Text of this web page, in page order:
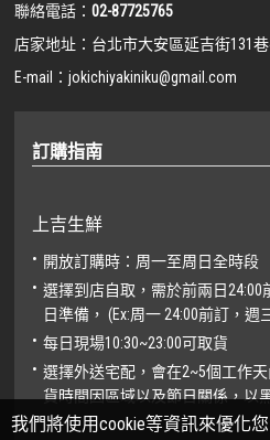
聯絡電話：02-87725765
店家地址： 台北市大安區延吉街131
E-mail：jokichiyakiniku@gmail.com
訂購指南
上吉生鮮
開放訂購時：周一至周日全時段
選擇到店自取，需於前兩日
日準備， (Ex:周一 24:00前訂，週
每日現場10:30~23:00可取貨
選擇外送宅配，會在2~5個工作
貨時間因區域以及節日關係，以
我們將使用cookie等資訊來優化您